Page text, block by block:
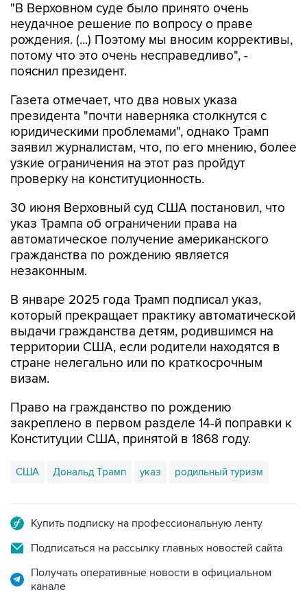
"В Верховном суде было принято очень
неудачное решение по вопросу о праве
рождения. (...) Поэтому мы вносим коррективы,
потому что это очень несправедливо", -
пояснил президент.
Газета отмечает, что два новых указа
президента "почти наверняка столкнутся с
юридическими проблемами", однако Трамп
заявил журналистам, что, по его мнению, более
узкие ограничения на этот раз пройдут
проверку на конституционность.
30 июня Верховный суд США постановил, что
указ Трампа об ограничении права на
автоматическое получение американского
гражданства по рождению является
незаконным.
В январе 2025 года Трамп подписал указ,
который прекращает практику автоматической
выдачи гражданства детям, родившимся на
территории США, если родители находятся в
стране нелегально или по краткосрочным
визам.
Право на гражданство по рождению
закреплено в первом разделе 14-й поправки к
Конституции США, принятой в 1868 году.
США Дональд Трамп указ родильный туризм
Купить подписку на профессиональную ленту
Подписаться на рассылку главных новостей сайта
Получать оперативные новости в официальном
канале